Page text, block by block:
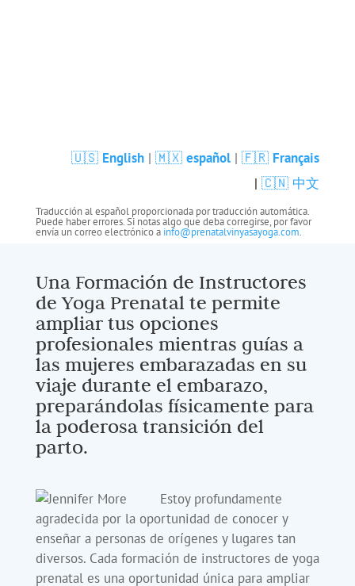
🇺🇸 English |🇲🇽español |🇫🇷 Français
| 🇨🇳 中文
Traducción al español proporcionada por traducción automática.
Puede haber errores. Si notas algo que deba corregirse, por favor
envía un correo electrónico a info@prenatalvinyasayoga.com.
Una Formación de Instructores
de Yoga Prenatal te permite
ampliar tus opciones
profesionales mientras guías a
las mujeres embarazadas en su
viaje durante el embarazo,
preparándolas físicamente para
la poderosa transición del
parto.
Estoy profundamente
agradecida por la oportunidad de conocer y
enseñar a personas de orígenes y lugares tan
diversos. Cada formación de instructores de yoga
prenatal es una oportunidad única para ampliar